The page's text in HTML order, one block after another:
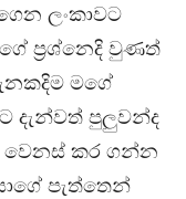
ලංකාවට
ප්‍රශ්නෙදි වුණත්
මගේ
දැන්වත් පුලුවන්ද
වෙනස් කර ගන්න
පැත්තෙන්